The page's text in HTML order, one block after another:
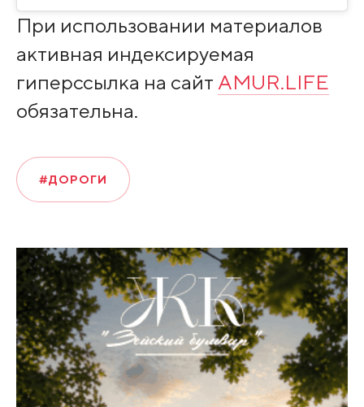
При использовании материалов
активная индексируемая
гиперссылка на сайт AMUR.LIFE
обязательна.
#ДОРОГИ